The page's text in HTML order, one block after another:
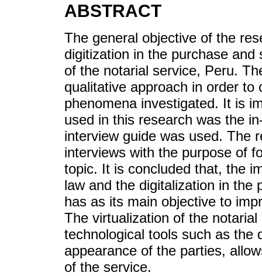
ABSTRACT
The general objective of the
digitization in the purchase
of the notarial service, Peru.
qualitative approach in order
phenomena investigated. It is
used in this research was the
interview guide was used. The
interviews with the purpose of
topic. It is concluded that, the
law and the digitalization in the
has as its main objective to
The virtualization of the
technological tools such as the
appearance of the parties,
of the service.